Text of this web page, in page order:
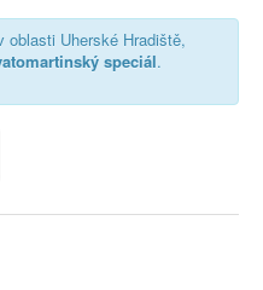
oblasti Uherské Hradiště,
speciál.